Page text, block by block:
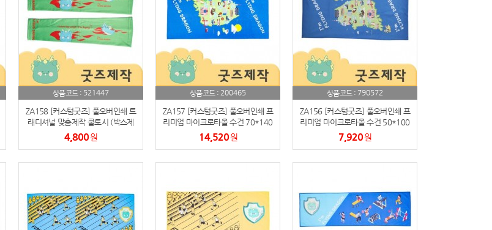
상품코드 : 521447
ZA158 [커스텀굿즈] 풀오버인쇄 트
래디셔널 맞춤제작 쿨토시 (박스제
작가능)
4,800원
상품코드 : 200465
ZA157 [커스텀굿즈] 풀오버인쇄 프
리미엄 마이크로타올 수건 70*140
(박스제작가능)
14,520원
상품코드 : 790572
ZA156 [커스텀굿즈] 풀오버인쇄 프
리미엄 마이크로타올 수건 50*100
(박스제작가능)
7,920원